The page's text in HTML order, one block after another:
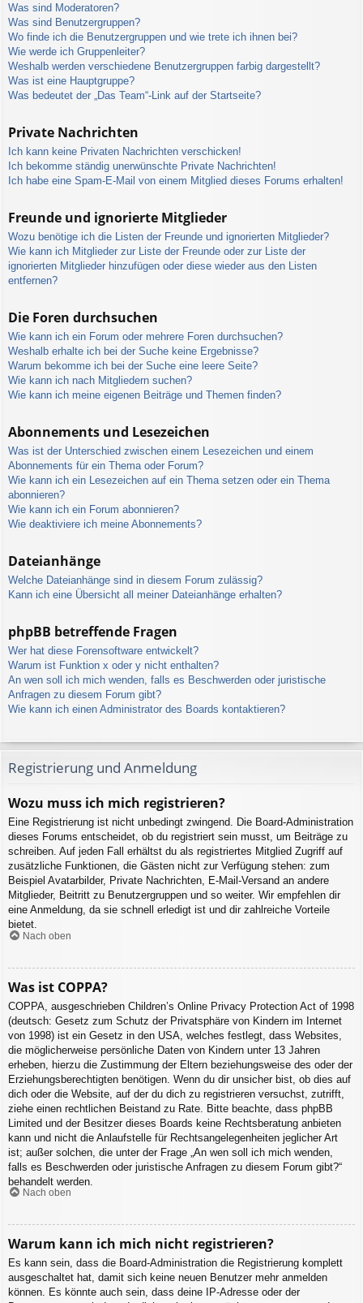
Was sind Moderatoren?
Was sind Benutzergruppen?
Wo finde ich die Benutzergruppen und wie trete ich ihnen bei?
Wie werde ich Gruppenleiter?
Weshalb werden verschiedene Benutzergruppen farbig dargestellt?
Was ist eine Hauptgruppe?
Was bedeutet der „Das Team“-Link auf der Startseite?
Private Nachrichten
Ich kann keine Privaten Nachrichten verschicken!
Ich bekomme ständig unerwünschte Private Nachrichten!
Ich habe eine Spam-E-Mail von einem Mitglied dieses Forums erhalten!
Freunde und ignorierte Mitglieder
Wozu benötige ich die Listen der Freunde und ignorierten Mitglieder?
Wie kann ich Mitglieder zur Liste der Freunde oder zur Liste der
ignorierten Mitglieder hinzufügen oder diese wieder aus den Listen
entfernen?
Die Foren durchsuchen
Wie kann ich ein Forum oder mehrere Foren durchsuchen?
Weshalb erhalte ich bei der Suche keine Ergebnisse?
Warum bekomme ich bei der Suche eine leere Seite?
Wie kann ich nach Mitgliedern suchen?
Wie kann ich meine eigenen Beiträge und Themen finden?
Abonnements und Lesezeichen
Was ist der Unterschied zwischen einem Lesezeichen und einem
Abonnements für ein Thema oder Forum?
Wie kann ich ein Lesezeichen auf ein Thema setzen oder ein Thema
abonnieren?
Wie kann ich ein Forum abonnieren?
Wie deaktiviere ich meine Abonnements?
Dateianhänge
Welche Dateianhänge sind in diesem Forum zulässig?
Kann ich eine Übersicht all meiner Dateianhänge erhalten?
phpBB betreffende Fragen
Wer hat diese Forensoftware entwickelt?
Warum ist Funktion x oder y nicht enthalten?
An wen soll ich mich wenden, falls es Beschwerden oder juristische
Anfragen zu diesem Forum gibt?
Wie kann ich einen Administrator des Boards kontaktieren?
Registrierung und Anmeldung
Wozu muss ich mich registrieren?
Eine Registrierung ist nicht unbedingt zwingend. Die Board-Administration
dieses Forums entscheidet, ob du registriert sein musst, um Beiträge zu
schreiben. Auf jeden Fall erhältst du als registriertes Mitglied Zugriff auf
zusätzliche Funktionen, die Gästen nicht zur Verfügung stehen: zum
Beispiel Avatarbilder, Private Nachrichten, E-Mail-Versand an andere
Mitglieder, Beitritt zu Benutzergruppen und so weiter. Wir empfehlen dir
eine Anmeldung, da sie schnell erledigt ist und dir zahlreiche Vorteile
bietet.
Nach oben
Was ist COPPA?
COPPA, ausgeschrieben Children’s Online Privacy Protection Act of 1998
(deutsch: Gesetz zum Schutz der Privatsphäre von Kindern im Internet
von 1998) ist ein Gesetz in den USA, welches festlegt, dass Websites,
die möglicherweise persönliche Daten von Kindern unter 13 Jahren
erheben, hierzu die Zustimmung der Eltern beziehungsweise des oder der
Erziehungsberechtigten benötigen. Wenn du dir unsicher bist, ob dies auf
dich oder die Website, auf der du dich zu registrieren versuchst, zutrifft,
ziehe einen rechtlichen Beistand zu Rate. Bitte beachte, dass phpBB
Limited und der Besitzer dieses Boards keine Rechtsberatung anbieten
kann und nicht die Anlaufstelle für Rechtsangelegenheiten jeglicher Art
ist; außer solchen, die unter der Frage „An wen soll ich mich wenden,
falls es Beschwerden oder juristische Anfragen zu diesem Forum gibt?“
behandelt werden.
Nach oben
Warum kann ich mich nicht registrieren?
Es kann sein, dass die Board-Administration die Registrierung komplett
ausgeschaltet hat, damit sich keine neuen Benutzer mehr anmelden
können. Es könnte auch sein, dass deine IP-Adresse oder der